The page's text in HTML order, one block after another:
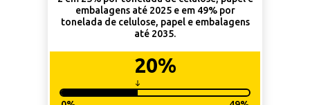
embalagens até 2025 e em 49% por
tonelada de celulose, papel e embalagens
até 2035.
20%